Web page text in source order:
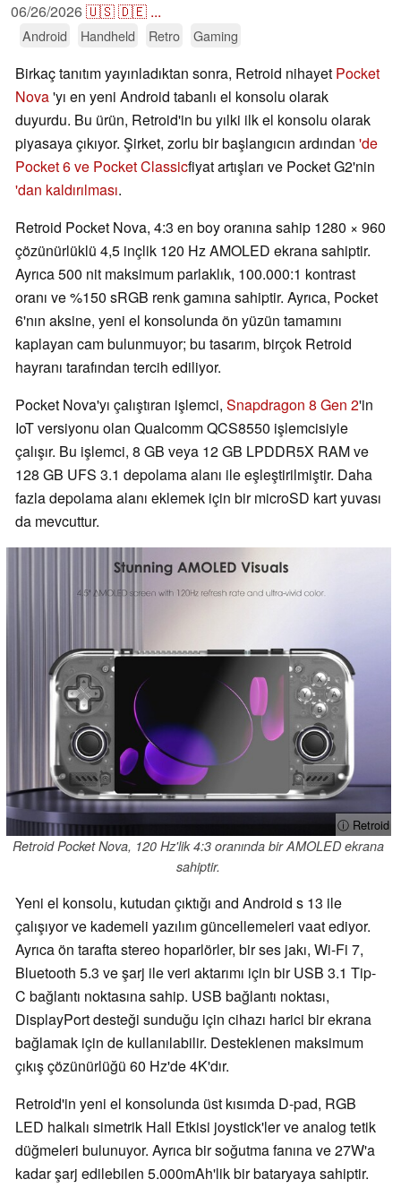
06/26/2026🇺🇸🇩🇪 ...
Android Handheld Retro Gaming
Birkaç tanıtım yayınladıktan sonra, Retroid nihayet Pocket
Nova'yı en yeni Android tabanlı el konsolu olarak
duyurdu. Bu ürün, Retroid'in bu yılki ilk el konsolu olarak
piyasaya çıkıyor. Şirket, zorlu bir başlangıcın ardından 'de
Pocket 6 ve Pocket Classicfiyat artışları ve Pocket G2'nin
'dan kaldırılması.
Retroid Pocket Nova, 4:3 en boy oranına sahip 1280 × 960
çözünürlüklü 4,5 inçlik 120 Hz AMOLED ekrana sahiptir.
Ayrıca 500 nit maksimum parlaklık, 100.000:1 kontrast
oranı ve %150 sRGB renk gamına sahiptir. Ayrıca, Pocket
6'nın aksine, yeni el konsolunda ön yüzün tamamını
kaplayan cam bulunmuyor; bu tasarım, birçok Retroid
hayranı tarafından tercih ediliyor.
Pocket Nova'yı çalıştıran işlemci, Snapdragon 8 Gen 2'in
IoT versiyonu olan Qualcomm QCS8550 işlemcisiyle
çalışır. Bu işlemci, 8 GB veya 12 GB LPDDR5X RAM ve
128 GB UFS 3.1 depolama alanı ile eşleştirilmiştir. Daha
fazla depolama alanı eklemek için bir microSD kart yuvası
da mevcuttur.
ⓘ Retroid
Retroid Pocket Nova, 120 Hz'lik 4:3 oranında bir AMOLED ekrana
sahiptir.
Yeni el konsolu, kutudan çıktığı and Android s 13 ile
çalışıyor ve kademeli yazılım güncellemeleri vaat ediyor.
Ayrıca ön tarafta stereo hoparlörler, bir ses jakı, Wi-Fi 7,
Bluetooth 5.3 ve şarj ile veri aktarımı için bir USB 3.1 Tip-
C bağlantı noktasına sahip. USB bağlantı noktası,
DisplayPort desteği sunduğu için cihazı harici bir ekrana
bağlamak için de kullanılabilir. Desteklenen maksimum
çıkış çözünürlüğü 60 Hz'de 4K'dır.
Retroid'in yeni el konsolunda üst kısımda D-pad, RGB
LED halkalı simetrik Hall Etkisi joystick'ler ve analog tetik
düğmeleri bulunuyor. Ayrıca bir soğutma fanına ve 27W'a
kadar şarj edilebilen 5.000mAh'lik bir bataryaya sahiptir.